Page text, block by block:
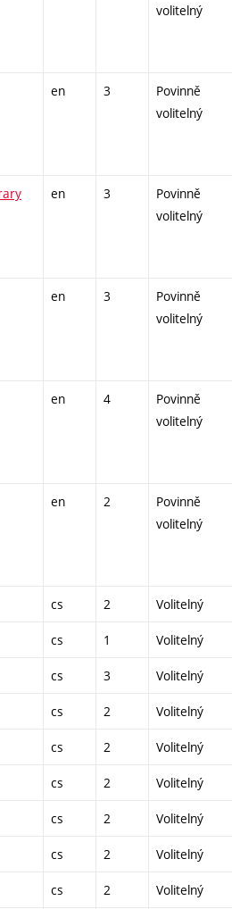
volitelný
en 3
Povinně
volitelný
en 3
Povinně
volitelný
en 3
Povinně
volitelný
en 4
Povinně
volitelný
en 2
Povinně
volitelný
cs 2 Volitelný
cs 1 Volitelný
cs 3 Volitelný
cs 2 Volitelný
cs 2 Volitelný
cs 2 Volitelný
cs 2 Volitelný
cs 2 Volitelný
cs 2 Volitelný